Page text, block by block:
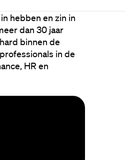
hebben en zin in
dan 30 jaar
binnen de
in de
HR en